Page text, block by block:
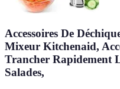
Accessoires De
Mixeur Kitchenaid,
Trancher Rapidement
Salades,